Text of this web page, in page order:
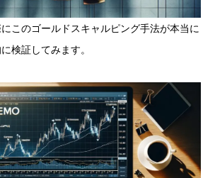
このゴールドスキャルピング手法が本当に
検証してみます。